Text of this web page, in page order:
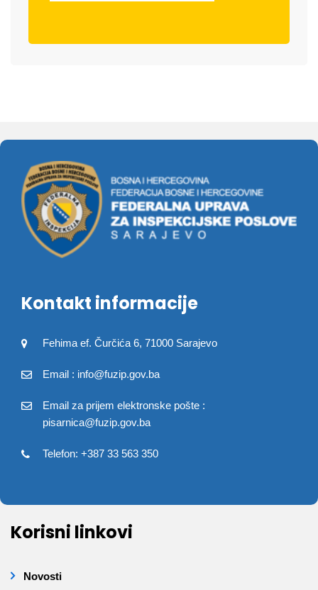
Kontakt informacije
Fehima ef. Čurčića 6, 71000 Sarajevo
Email : info@fuzip.gov.ba
Email za prijem elektronske pošte :
pisarnica@fuzip.gov.ba
Telefon: +387 33 563 350
Korisni linkovi
Novosti